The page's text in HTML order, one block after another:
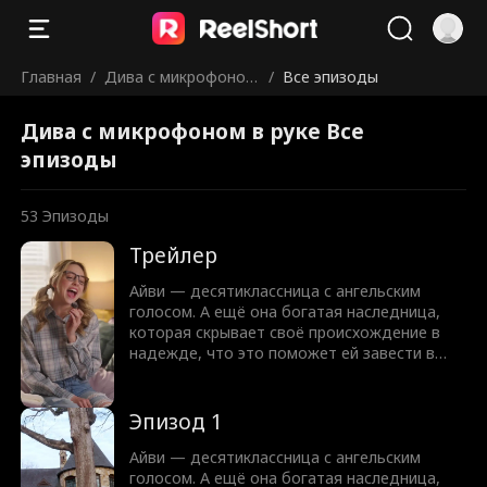
Главная / Дива с микрофоном
/ Все эпизоды
Дива с микрофоном в руке Все
эпизоды
53 Эпизоды
Трейлер
Айви — десятиклассница с ангельским
голосом. А ещё она богатая наследница,
которая скрывает своё происхождение в
надежде, что это поможет ей завести в
лучшими подругами, Айви думает, что у
неё всё получилось. Но на деле Ванесса
просто использует её в своих целях и даже
заставляет Айви тайно петь вместо себя.
Эпизод 1
Айви — десятиклассница с ангельским
голосом. А ещё она богатая наследница,